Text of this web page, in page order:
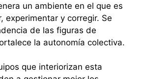
un ambiente en el que es
experimentar y corregir. Se
de las figuras de
la autonomía colectiva.
que interiorizan esta